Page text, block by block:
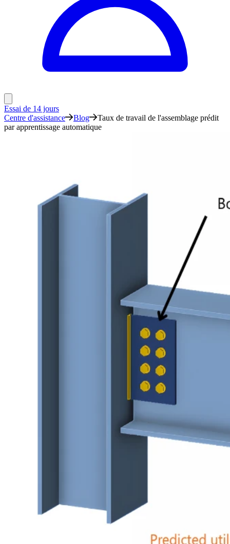
Essai de 14 jours
Centre d'assistance
Blog
Taux de travail de l'assemblage prédit
par apprentissage automatique